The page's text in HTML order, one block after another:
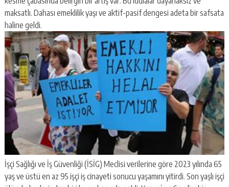
maksatlı. Dahası emeklilik yaşı ve aktif-pasif dengesi adeta bir safsata
haline geldi.
İşçi Sağlığı ve İş Güvenliği (İSİG) Meclisi verilerine göre 2023 yılında 65
yaş ve üstü en az 95 işçi iş cinayeti sonucu yaşamını yitirdi. Son yaşlı işçi